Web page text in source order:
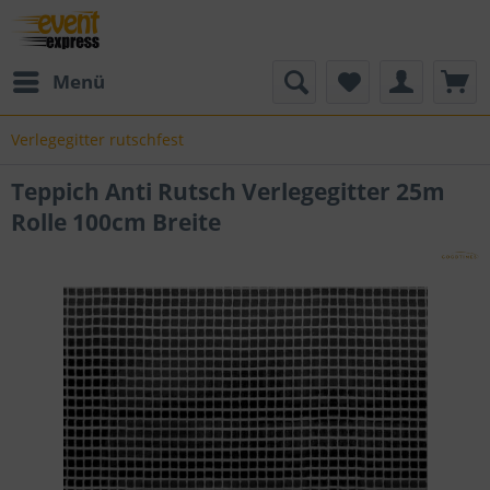
Menü
Verlegegitter rutschfest
Teppich Anti Rutsch Verlegegitter 25m
Rolle 100cm Breite